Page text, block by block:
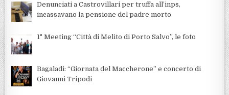
Denunciati a Castrovillari per truffa all’inps,
incassavano la pensione del padre morto
1° Meeting “Città di Melito di Porto Salvo”, le foto
Bagaladi: “Giornata del Maccherone” e concerto di
Giovanni Tripodi